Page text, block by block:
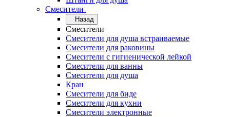
Смесители
Назад
Смесители
Смесители для душа встраиваемые
Смесители для раковины
Смесители с гигиенической лейкой
Смесители для ванны
Смесители для душа
Кран
Смесители для биде
Смесители для кухни
Смесители электронные